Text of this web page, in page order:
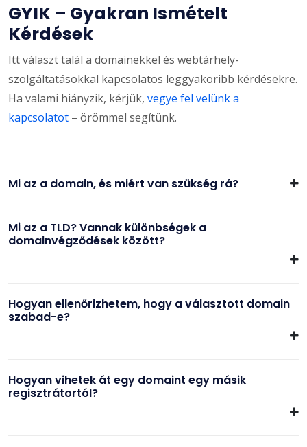
GYIK – Gyakran Ismételt
Kérdések
Itt választ talál a domainekkel és webtárhely-
szolgáltatásokkal kapcsolatos leggyakoribb kérdésekre.
Ha valami hiányzik, kérjük, vegye fel velünk a
kapcsolatot – örömmel segítünk.
Mi az a domain, és miért van szükség rá?
Mi az a TLD? Vannak különbségek a
domainvégződések között?
Hogyan ellenőrizhetem, hogy a választott domain
szabad-e?
Hogyan vihetek át egy domaint egy másik
regisztrátortól?